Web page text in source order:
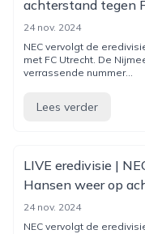
achterstand tegen
24 nov. 2024
NEC vervolgt de
met FC Utrecht. De
verrassende nummer...
Lees verder
LIVE eredivisie |
Hansen weer op
24 nov. 2024
NEC vervolgt de